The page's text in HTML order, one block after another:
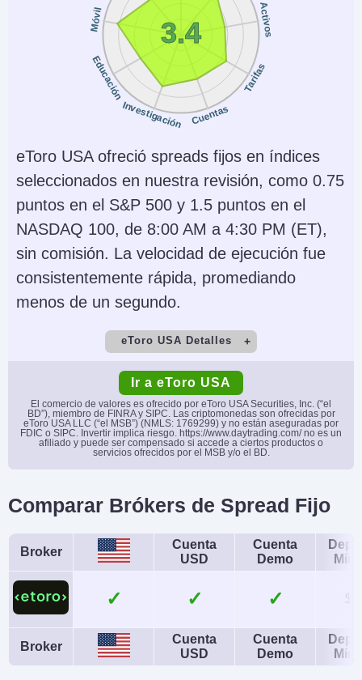
Activos
Tarifas
Cuentas
Investigación
Educación
Móvil 3.4
eToro USA ofreció spreads fijos en índices
seleccionados en nuestra revisión, como 0.75
puntos en el S&P 500 y 1.5 puntos en el
NASDAQ 100, de 8:00 AM a 4:30 PM (ET),
sin comisión. La velocidad de ejecución fue
consistentemente rápida, promediando
menos de un segundo.
eToro USA Detalles
Cuenta Demo
Yes
Depósito Mínimo
$50
Comercio Mínimo
$10
Apalancamiento
No
Yes SEC, FINRA
Acciones, Opciones,
ETFs, Cripto
eToro Trading Platform
Monedas de cuenta
USD No
Ir a eToro USA
El comercio de valores es ofrecido por eToro USA Securities, Inc. (“el
BD”), miembro de FINRA y SIPC. Las criptomonedas son ofrecidas por
eToro USA LLC (“el MSB”) (NMLS: 1769299) y no están aseguradas por
FDIC o SIPC. Invertir implica riesgo. https://www.daytrading.com/ no es un
afiliado y puede ser compensado si accede a ciertos productos o
servicios ofrecidos por el MSB y/o el BD.
Comparar Brókers de Spread Fijo
Broker
Cuenta
USD
Cuenta
Demo
✓ ✓
Broker
Cuenta
USD
Cuenta
Demo